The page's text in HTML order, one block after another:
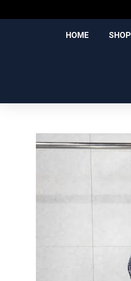
텐
HOME SHOP